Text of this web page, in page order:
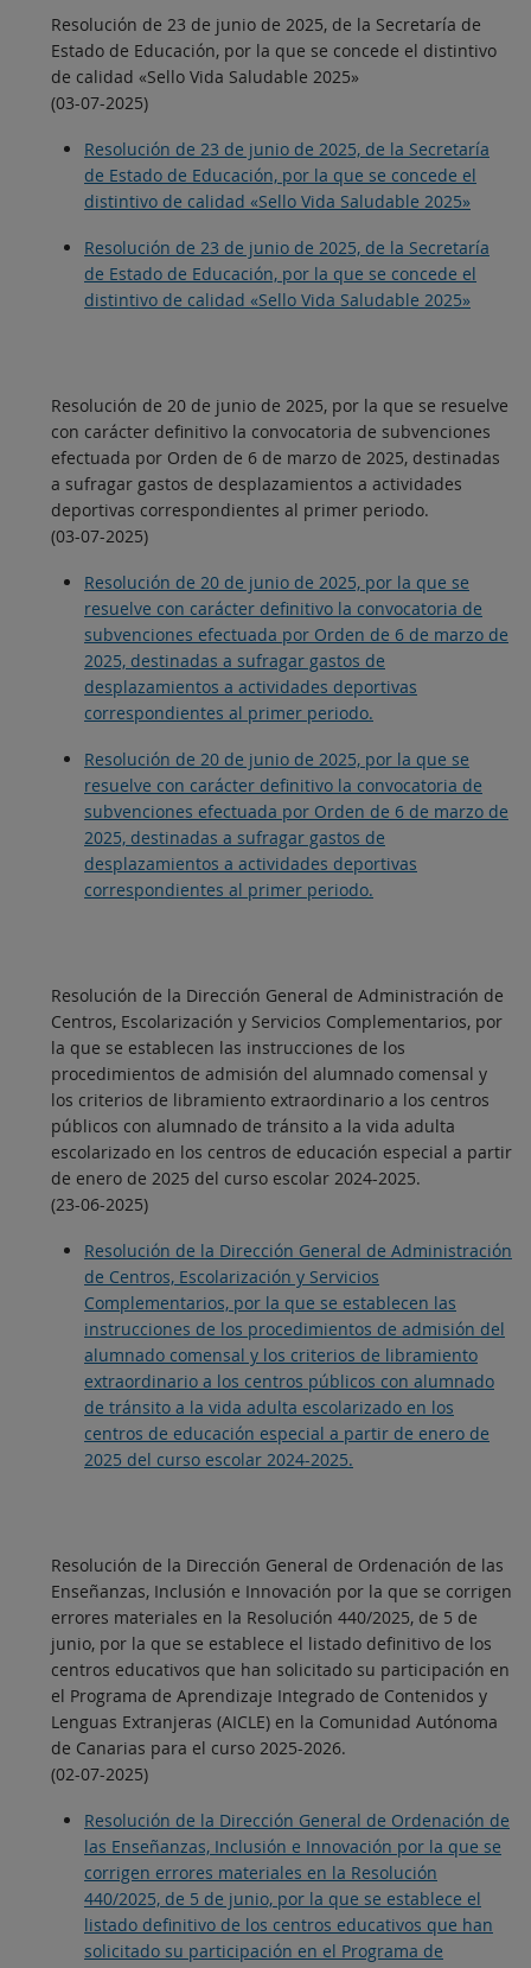
Resolución de 23 de junio de 2025, de la Secretaría de
Estado de Educación, por la que se concede el distintivo
de calidad «Sello Vida Saludable 2025»
(03-07-2025)
Resolución de 23 de junio de 2025, de la Secretaría
de Estado de Educación, por la que se concede el
distintivo de calidad «Sello Vida Saludable 2025»
Resolución de 23 de junio de 2025, de la Secretaría
de Estado de Educación, por la que se concede el
distintivo de calidad «Sello Vida Saludable 2025»
Resolución de 20 de junio de 2025, por la que se resuelve
con carácter definitivo la convocatoria de subvenciones
efectuada por Orden de 6 de marzo de 2025, destinadas
a sufragar gastos de desplazamientos a actividades
deportivas correspondientes al primer periodo.
(03-07-2025)
Resolución de 20 de junio de 2025, por la que se
resuelve con carácter definitivo la convocatoria de
subvenciones efectuada por Orden de 6 de marzo de
2025, destinadas a sufragar gastos de
desplazamientos a actividades deportivas
correspondientes al primer periodo.
Resolución de 20 de junio de 2025, por la que se
resuelve con carácter definitivo la convocatoria de
subvenciones efectuada por Orden de 6 de marzo de
2025, destinadas a sufragar gastos de
desplazamientos a actividades deportivas
correspondientes al primer periodo.
Resolución de la Dirección General de Administración de
Centros, Escolarización y Servicios Complementarios, por
la que se establecen las instrucciones de los
procedimientos de admisión del alumnado comensal y
los criterios de libramiento extraordinario a los centros
públicos con alumnado de tránsito a la vida adulta
escolarizado en los centros de educación especial a partir
de enero de 2025 del curso escolar 2024-2025.
(23-06-2025)
Resolución de la Dirección General de Administración
de Centros, Escolarización y Servicios
Complementarios, por la que se establecen las
instrucciones de los procedimientos de admisión del
alumnado comensal y los criterios de libramiento
extraordinario a los centros públicos con alumnado
de tránsito a la vida adulta escolarizado en los
centros de educación especial a partir de enero de
2025 del curso escolar 2024-2025.
Resolución de la Dirección General de Ordenación de las
Enseñanzas, Inclusión e Innovación por la que se corrigen
errores materiales en la Resolución 440/2025, de 5 de
junio, por la que se establece el listado definitivo de los
centros educativos que han solicitado su participación en
el Programa de Aprendizaje Integrado de Contenidos y
Lenguas Extranjeras (AICLE) en la Comunidad Autónoma
de Canarias para el curso 2025-2026.
(02-07-2025)
Resolución de la Dirección General de Ordenación de
las Enseñanzas, Inclusión e Innovación por la que se
corrigen errores materiales en la Resolución
440/2025, de 5 de junio, por la que se establece el
listado definitivo de los centros educativos que han
solicitado su participación en el Programa de